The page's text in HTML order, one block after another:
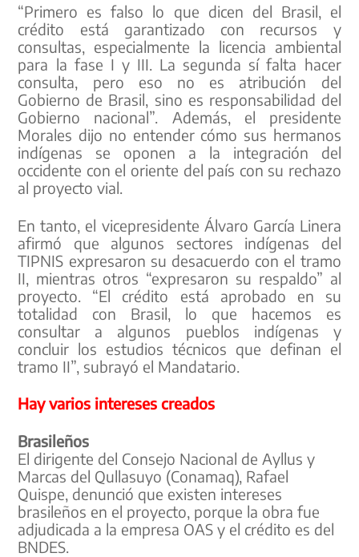
“Primero es falso lo que dicen del Brasil, el
crédito está garantizado con recursos y
consultas, especialmente la licencia ambiental
para la fase I y III. La segunda sí falta hacer
consulta, pero eso no es atribución del
Gobierno de Brasil, sino es responsabilidad del
Gobierno nacional”. Además, el presidente
Morales dijo no entender cómo sus hermanos
indígenas se oponen a la integración del
occidente con el oriente del país con su rechazo
al proyecto vial.
En tanto, el vicepresidente Álvaro García Linera
afirmó que algunos sectores indígenas del
TIPNIS expresaron su desacuerdo con el tramo
II, mientras otros “expresaron su respaldo” al
proyecto. “El crédito está aprobado en su
totalidad con Brasil, lo que hacemos es
consultar a algunos pueblos indígenas y
concluir los estudios técnicos que definan el
tramo II”, subrayó el Mandatario.
Hay varios intereses creados
Brasileños
El dirigente del Consejo Nacional de Ayllus y
Marcas del Qullasuyo (Conamaq), Rafael
Quispe, denunció que existen intereses
brasileños en el proyecto, porque la obra fue
adjudicada a la empresa OAS y el crédito es del
BNDES.